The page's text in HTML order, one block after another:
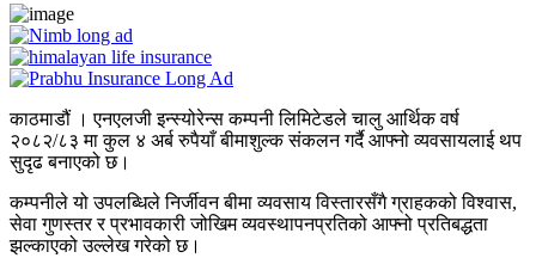
काठमाडौं । एनएलजी इन्स्योरेन्स कम्पनी लिमिटेडले चालु आर्थिक वर्ष
२०८२/८३ मा कुल ४ अर्ब रुपैयाँ बीमाशुल्क संकलन गर्दै आफ्नो व्यवसायलाई थप
सुदृढ बनाएको छ।
कम्पनीले यो उपलब्धिले निर्जीवन बीमा व्यवसाय विस्तारसँगै ग्राहकको विश्वास,
सेवा गुणस्तर र प्रभावकारी जोखिम व्यवस्थापनप्रतिको आफ्नो प्रतिबद्धता
झल्काएको उल्लेख गरेको छ।